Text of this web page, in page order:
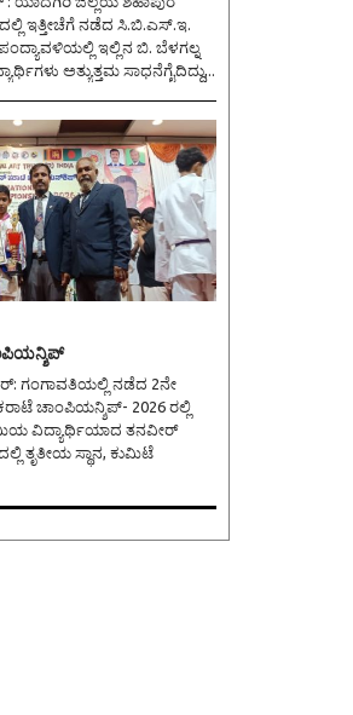
ಇತ್ತೀಚೆಗೆ ನಡೆದ ಸಿ.ಬಿ.ಎಸ್.ಇ.
ಇಲ್ಲಿನ ಬಿ. ಬೆಳಗಲ್ನ
ಅತ್ಯುತ್ತಮ ಸಾಧನೆಗೈದಿದ್ದು,..
ಚಾಂಪಿಯನ್ಶಿಪ್- 2026 ರಲ್ಲಿ
ವಿದ್ಯಾರ್ಥಿಯಾದ ತನವೀರ್
ತೃತೀಯ ಸ್ಥಾನ, ಕುಮಿಟೆ